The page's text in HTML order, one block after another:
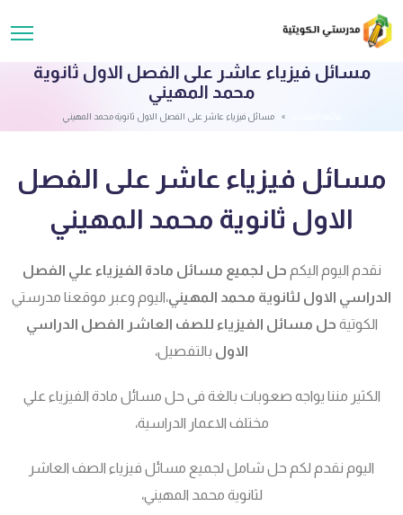
مسائل فيزياء عاشر على الفصل الاول ثانوية
محمد المهيني
مسائل فيزياء عاشر على الفصل الاول ثانوية محمد المهيني
مسائل فيزياء عاشر على الفصل
الاول ثانوية محمد المهيني
نقدم اليوم اليكم حل لجميع مسائل مادة الفيزياء علي الفصل
الدراسي الاول لثانوية محمد المهيني،اليوم وعبر موقعنا مدرستي
الكوتية حل مسائل الفيزياء للصف العاشر الفصل الدراسي
الاول بالتفصيل،
الكثير مننا يواجه صعوبات بالغة فى حل مسائل مادة الفيزياء علي
مختلف الاعمار الدراسية،
اليوم نقدم لكم حل شامل لجميع مسائل فيزياء الصف العاشر
لثانوية محمد المهيني،